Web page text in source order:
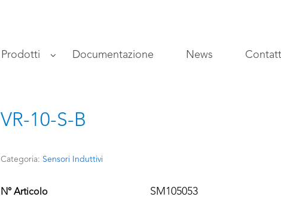
Prodotti Documentazione News
VR-10-S-B
Categoria: Sensori Induttivi
N° Articolo SM105053